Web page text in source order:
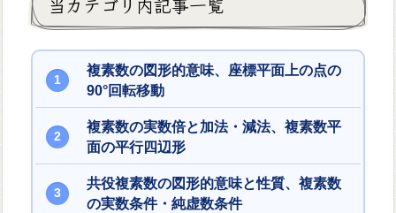
複素数の図形的意味、座標平面上の点の
90°回転移動
複素数の実数倍と加法・減法、複素数平
面の平行四辺形
共役複素数の図形的意味と性質、複素数
の実数条件・純虚数条件